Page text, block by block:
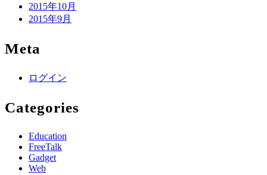
2015年10月
2015年9月
Meta
ログイン
Categories
Education
FreeTalk
Gadget
Web